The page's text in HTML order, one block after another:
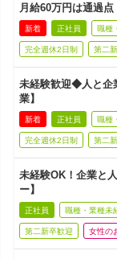
月給60万円は通過
新着 正社員 職種
完全週休2日制 第二
未経験歓迎◆人と企
業】
新着 正社員 職種
完全週休2日制 第二
未経験OK！企業と
ー】
正社員 職種・業種未
第二新卒歓迎 女性の